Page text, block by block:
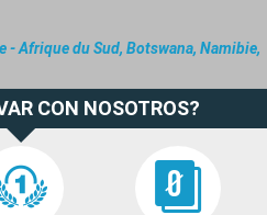
- Afrique du Sud, Botswana, Namibie,
CON NOSOTROS?